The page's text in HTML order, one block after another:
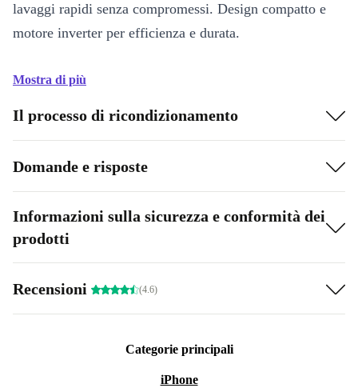
lavaggi rapidi senza compromessi. Design compatto e
motore inverter per efficienza e durata.
Mostra di più
Il processo di ricondizionamento
Domande e risposte
Informazioni sulla sicurezza e conformità dei
prodotti
Recensioni (4.6)
Categorie principali
iPhone